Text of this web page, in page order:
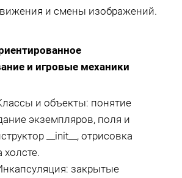
и смены изображений.
и игровые механики
и объекты: понятие
экземпляров, поля и
__init__, отрисовка
холсте.
закрытые